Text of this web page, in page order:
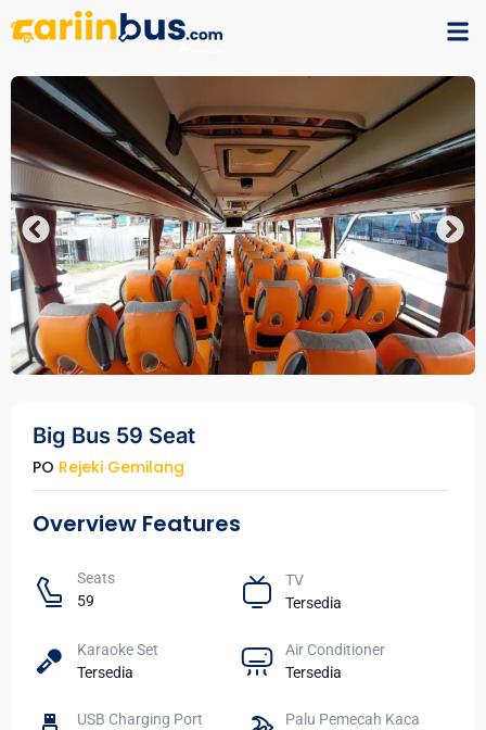
Big Bus 59 Seat
PO Rejeki Gemilang
Overview Features
Seats​
59
TV​
Tersedia
Karaoke Set
Tersedia
Air Conditioner
Tersedia
USB Charging Port
Palu Pemecah Kaca